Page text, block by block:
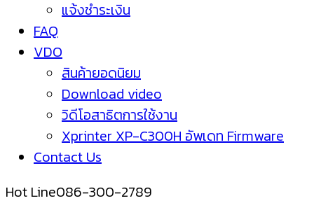
แจ้งชำระเงิน
FAQ
VDO
สินค้ายอดนิยม
Download video
วิดีโอสาธิตการใช้งาน
Xprinter XP-C300H อัพเดท Firmware
Contact Us
Hot Line086-300-2789